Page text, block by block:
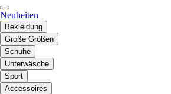
Neuheiten
Bekleidung
Große Größen
Schuhe
Unterwäsche
Sport
Accessoires